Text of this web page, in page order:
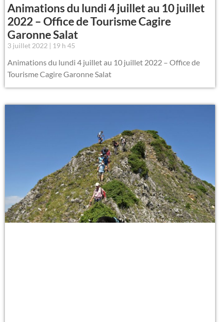
Animations du lundi 4 juillet au 10 juillet
2022 – Office de Tourisme Cagire
Garonne Salat
3 juillet 2022 19 h 45
Animations du lundi 4 juillet au 10 juillet 2022 – Office de
Tourisme Cagire Garonne Salat